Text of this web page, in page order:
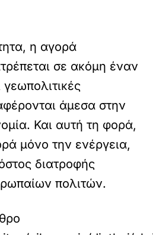
η αγορά
σε ακόμη έναν
άμεσα στην
Και αυτή τη φορά,
μόνο την ενέργεια,
διατροφής
πολιτών.